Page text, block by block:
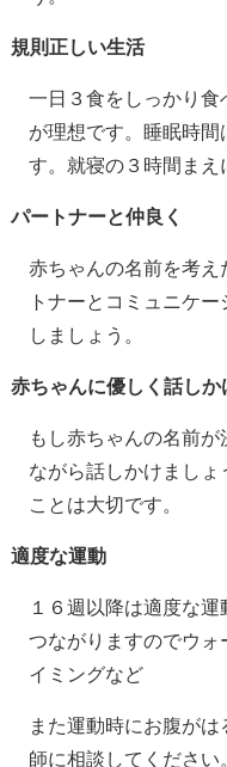
規則正しい生活
一日３食をしっかり食
が理想です。睡眠時
す。就寝の３時間まえ
パートナーと仲良く
赤ちゃんの名前を考え
トナーとコミュニケ
しましょう。
赤ちゃんに優しく話しか
もし赤ちゃんの名前
ながら話しかけまし
ことは大切です。
適度な運動
１６週以降は適度な
つながりますのでウォ
イミングなど
また運動時にお腹が
師に相談してください